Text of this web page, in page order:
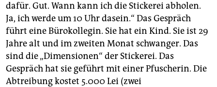
dafür. Gut. Wann kann ich die Stickerei abholen.
Ja, ich werde um 10 Uhr dasein.“ Das Gespräch
führt eine Bürokollegin. Sie hat ein Kind. Sie ist 29
Jahre alt und im zweiten Monat schwanger. Das
sind die „Dimensionen“ der Stickerei. Das
Gespräch hat sie geführt mit einer Pfuscherin. Die
Abtreibung kostet 5.000 Lei (zwei